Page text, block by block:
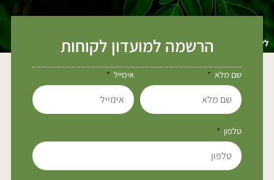
הרשמה למועדון לקוחות
שם מלא אימייל
טלפון